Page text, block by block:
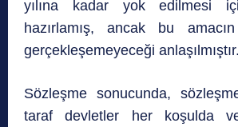
yılına kadar yok edilmesi
hazırlamış, ancak bu
gerçekleşemeyeceği anlaşılmıştır.
Sözleşme sonucunda,
taraf devletler her koşulda